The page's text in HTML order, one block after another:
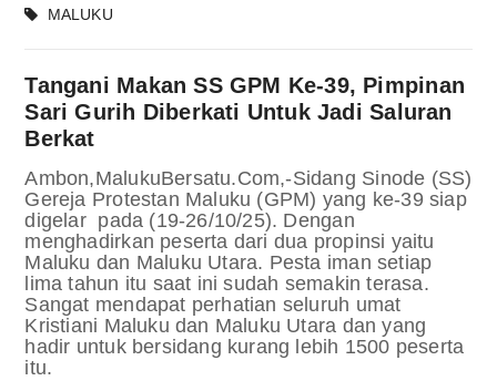
MALUKU
Tangani Makan SS GPM Ke-39, Pimpinan
Sari Gurih Diberkati Untuk Jadi Saluran
Berkat
Ambon,MalukuBersatu.Com,-Sidang Sinode (SS)
Gereja Protestan Maluku (GPM) yang ke-39 siap
digelar pada (19-26/10/25). Dengan
menghadirkan peserta dari dua propinsi yaitu
Maluku dan Maluku Utara. Pesta iman setiap
lima tahun itu saat ini sudah semakin terasa.
Sangat mendapat perhatian seluruh umat
Kristiani Maluku dan Maluku Utara dan yang
hadir untuk bersidang kurang lebih 1500 peserta
itu.